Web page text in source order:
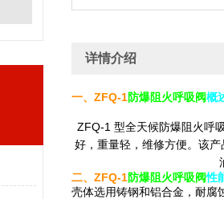
详情介绍
一、ZFQ-1防爆阻火呼吸阀概
ZFQ-1 型全天候防爆阻火呼
好，重量轻，维修方便。该产
二、ZFQ-1防爆阻火呼吸阀性
壳体选用铸钢和铝合金，耐腐